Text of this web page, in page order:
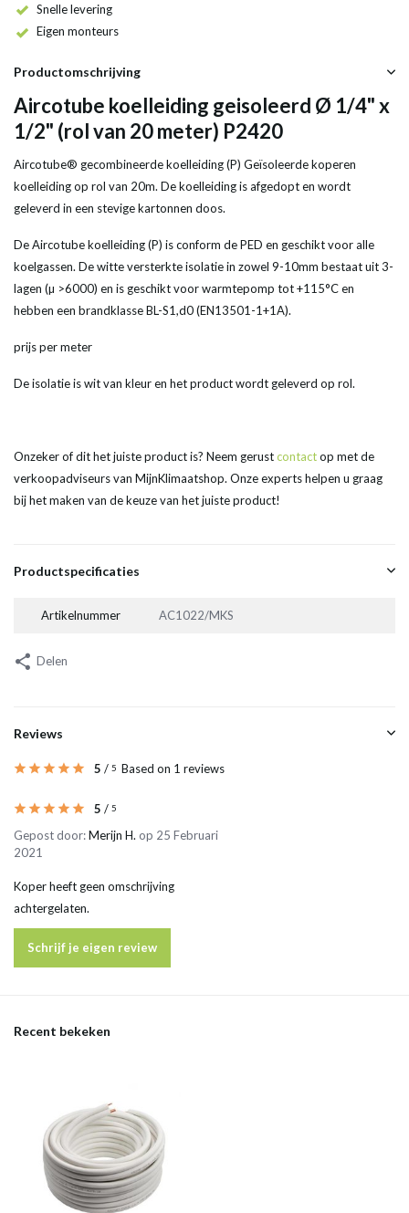
Snelle levering
Eigen monteurs
Productomschrijving
Aircotube koelleiding geisoleerd Ø 1/4" x
1/2" (rol van 20 meter) P2420
Aircotube® gecombineerde koelleiding (P) Geïsoleerde koperen
koelleiding op rol van 20m. De koelleiding is afgedopt en wordt
geleverd in een stevige kartonnen doos.
De Aircotube koelleiding (P) is conform de PED en geschikt voor alle
koelgassen. De witte versterkte isolatie in zowel 9-10mm bestaat uit 3-
lagen (µ >6000) en is geschikt voor warmtepomp tot +115°C en
hebben een brandklasse BL-S1,d0 (EN13501-1+1A).
prijs per meter
De isolatie is wit van kleur en het product wordt geleverd op rol.
Onzeker of dit het juiste product is? Neem gerustcontactop met de
verkoopadviseurs van MijnKlimaatshop. Onze experts helpen u graag
bij het maken van de keuze van het juiste product!
Productspecificaties
Artikelnummer AC1022/MKS
Delen
Reviews
5 / 5 Based on 1 reviews
5 / 5
Gepost door:Merijn H. op 25 Februari
2021
Koper heeft geen omschrijving
achtergelaten.
Schrijf je eigen review
Recent bekeken